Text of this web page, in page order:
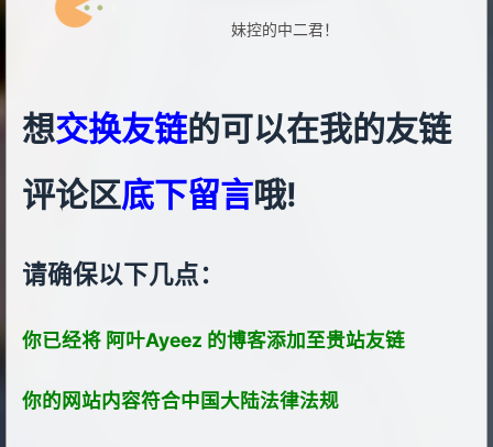
妹控的中二君！
想交换友链的可以在我的友链
评论区底下留言哦!
请确保以下几点：
你已经将 阿叶Ayeez 的博客添加至贵站友链
你的网站内容符合中国大陆法律法规